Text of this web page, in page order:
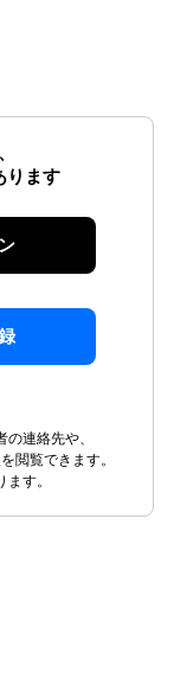
ります
連絡先や、
閲覧できます。
す。